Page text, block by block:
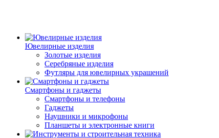
Ювелирные изделия
Золотые изделия
Серебряные изделия
Футляры для ювелирных украшений
Смартфоны и гаджеты
Смартфоны и телефоны
Гаджеты
Наушники и микрофоны
Планшеты и электронные книги